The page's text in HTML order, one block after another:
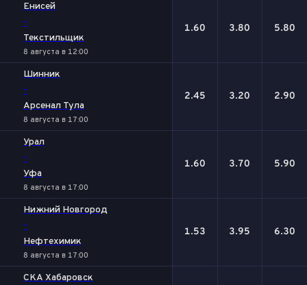
Енисей
-
Текстильщик
8 августа в 12:00
1.60 3.80 5.80
Шинник
-
Арсенал Тула
8 августа в 17:00
2.45 3.20 2.90
Урал
-
Уфа
8 августа в 17:00
1.60 3.70 5.90
Нижний Новгород
-
Нефтехимик
8 августа в 17:00
1.53 3.95 6.30
СКА Хабаровск